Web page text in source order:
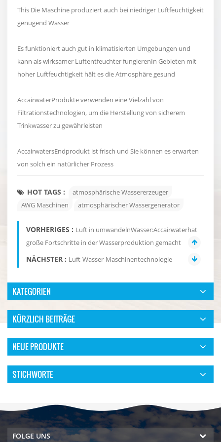
This Die Maschine produziert auch bei niedriger Luftfeuchtigkeit
genügend Wasser
Es funktioniert auch gut in klimatisierten Umgebungen und
kann als wirksamer Luftentfeuchter fungierenIn Gebieten mit
hoher Luftfeuchtigkeit hält es die Atmosphäre gesund
AccairwaterProdukte verwenden eine Vielzahl von
Filtrationstechnologien, um die Herstellung von sicherem
Trinkwasser zu gewährleisten
AccairwatersEndprodukt ist frisch und Sie können es erwarten
von solch ein natürlicher Prozess
HOT TAGS :
atmosphärische Wassererzeuger
AWG Maschinen
atmosphärischer Wassergenerator
VORHERIGES : Luft in umwandelnWasser:Accairwaterhat
große Fortschritte in der Wasserproduktion gemacht
NÄCHSTER : Luft-Wasser-Maschinentechnologie
KATEGORIEN
KÜRZLICH BEITRÄGE
NEUE PRODUKTE
STICHWORTE
FOLGE UNS